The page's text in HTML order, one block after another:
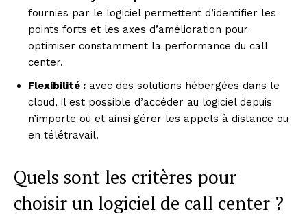
fournies par le logiciel permettent d’identifier les
points forts et les axes d’amélioration pour
optimiser constamment la performance du call
center.
Flexibilité : avec des solutions hébergées dans le
cloud, il est possible d’accéder au logiciel depuis
n’importe où et ainsi gérer les appels à distance ou
en télétravail.
Quels sont les critères pour
choisir un logiciel de call center ?